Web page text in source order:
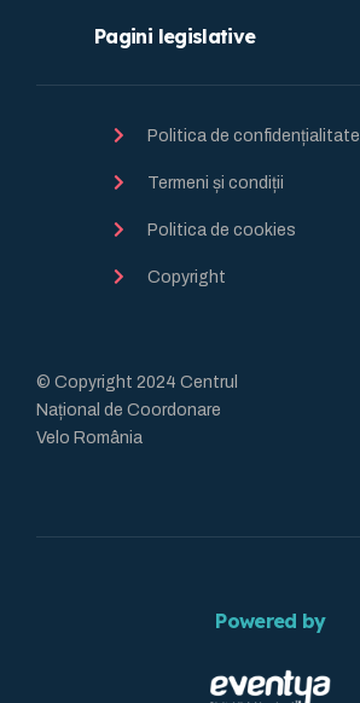
Pagini legislative
Politica de confidențialitate
Termeni și condiții
Politica de cookies
Copyright
© Copyright 2024 Centrul
Național de Coordonare
Velo România
Powered by